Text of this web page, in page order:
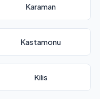
Karaman
Kastamonu
Kilis